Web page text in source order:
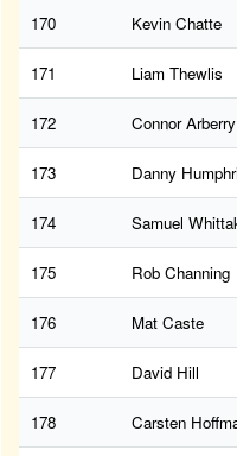
170 Kevin Chatte
171 Liam Thewlis
172 Connor Arberry
173 Danny
174 Samuel
175 Rob Channing
176 Mat Caste
177 David Hill
178 Carsten